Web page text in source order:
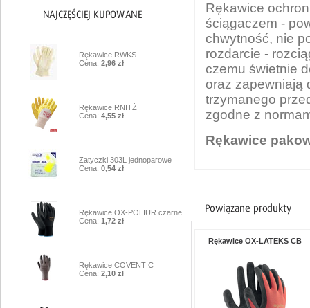
Rękawice RWKS
Cena: 2,96 zł
Rękawice RNITŻ
Cena: 4,55 zł
Zatyczki 303L jednoparowe
Cena: 0,54 zł
Rękawice OX-POLIUR czarne
Cena: 1,72 zł
Rękawice COVENT C
Cena: 2,10 zł
Rękawice
ściągaczem -
chwytność, nie
rozdarcie -
czemu świetnie
oraz zapewniają
trzymanego
zgodne z
Rękawice
Rękawice OX-LATEKS CB